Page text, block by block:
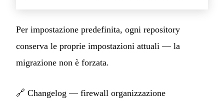
Per impostazione predefinita, ogni repository
conserva le proprie impostazioni attuali — la
migrazione non è forzata.
🔗 Changelog — firewall organizzazione